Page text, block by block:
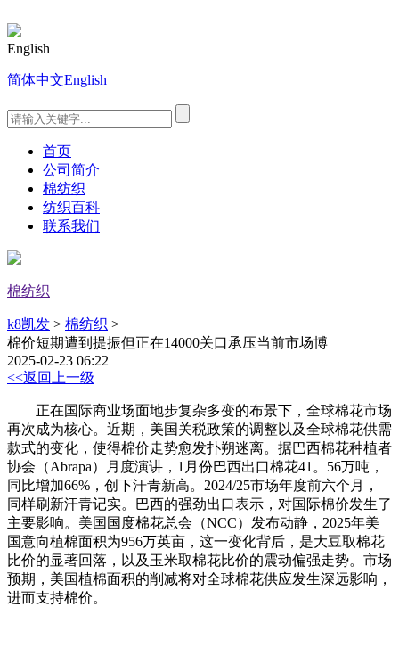
English
简体中文English
首页
公司简介
棉纺织
纺织百科
联系我们
棉纺织
k8凯发 > 棉纺织 >
棉价短期遭到提振但正在14000关口承压当前市场博
2025-02-23 06:22
<<返回上一级
正在国际商业场面地步复杂多变的布景下，全球棉花市场
再次成为核心。近期，美国关税政策的调整以及全球棉花供需
款式的变化，使得棉价走势愈发扑朔迷离。据巴西棉花种植者
协会（Abrapa）月度演讲，1月份巴西出口棉花41。56万吨，
同比增加66%，创下汗青新高。2024/25市场年度前六个月，
同样刷新汗青记实。巴西的强劲出口表示，对国际棉价发生了
主要影响。美国国度棉花总会（NCC）发布动静，2025年美
国意向植棉面积为956万英亩，这一变化背后，是大豆取棉花
比价的显著回落，以及玉米取棉花比价的震动偏强走势。市场
预期，美国植棉面积的削减将对全球棉花供应发生深远影响，
进而支持棉价。